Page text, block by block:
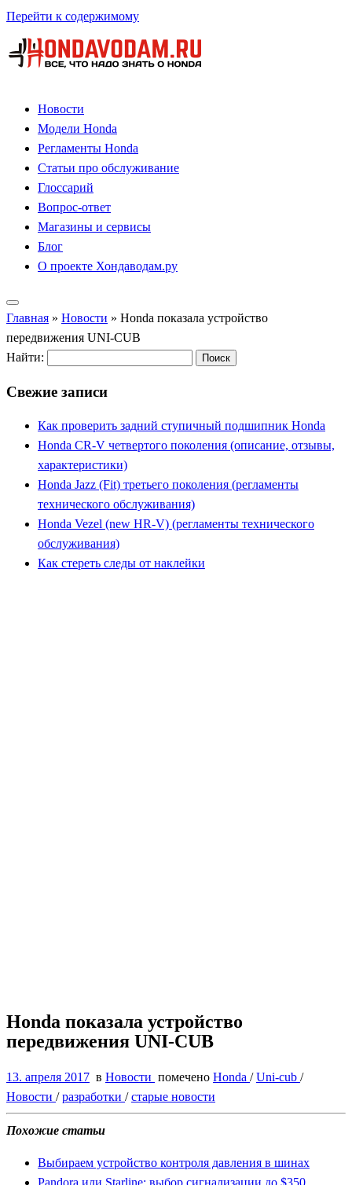
Перейти к содержимому
Новости
Модели Honda
Регламенты Honda
Статьи про обслуживание
Глоссарий
Вопрос-ответ
Магазины и сервисы
Блог
О проекте Хондаводам.ру
Главная » Новости » Honda показала устройство
передвижения UNI-CUB
Найти:
Свежие записи
Как проверить задний ступичный подшипник Honda
Honda CR-V четвертого поколения (описание, отзывы,
характеристики)
Honda Jazz (Fit) третьего поколения (регламенты
технического обслуживания)
Honda Vezel (new HR-V) (регламенты технического
обслуживания)
Как стереть следы от наклейки
Honda показала устройство
передвижения UNI-CUB
13. апреля 2017 в Новости помечено Honda /Uni-cub /
Новости /разработки /старые новости
Похожие статьи
Выбираем устройство контроля давления в шинах